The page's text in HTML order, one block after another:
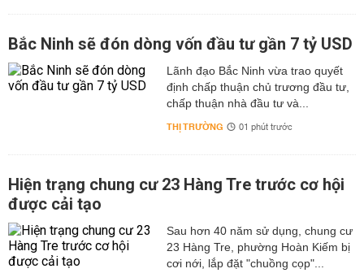
Bắc Ninh sẽ đón dòng vốn đầu tư gần 7 tỷ USD
Lãnh đạo Bắc Ninh vừa trao quyết
định chấp thuận chủ trương đầu tư,
chấp thuận nhà đầu tư và...
THỊ TRƯỜNG 01 phút trước
Hiện trạng chung cư 23 Hàng Tre trước cơ hội
được cải tạo
Sau hơn 40 năm sử dụng, chung cư
23 Hàng Tre, phường Hoàn Kiếm bị
cơi nới, lắp đặt "chuồng cọp"...